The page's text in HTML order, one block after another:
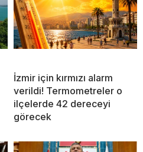
İzmir için kırmızı alarm
verildi! Termometreler o
ilçelerde 42 dereceyi
görecek